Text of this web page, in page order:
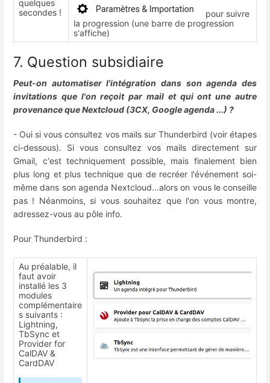
quelques
secondes !
pour suivre
la progression (une barre de progression
s'affiche)
7. Question subsidiaire
Peut-on automatiser l'intégration dans son agenda des
invitations que l'on reçoit par mail et qui ont une autre
provenance que Nextcloud (3CX, Google agenda ...) ?
- Oui si vous consultez vos mails sur Thunderbird (voir étapes
ci-dessous). Si vous consultez vos mails directement sur
Gmail, c'est techniquement possible, mais finalement bien
plus long et plus technique que de recréer l'événement soi-
même dans son agenda Nextcloud...alors on vous le conseille
pas ! Néanmoins, si vous souhaitez que l'on vous montre,
adressez-vous au pôle info.
Pour Thunderbird :
Au préalable, il
faut avoir
installé les 3
modules
complémentaire
s suivants :
Lightning,
TbSync et
Provider for
CalDAV &
CardDAV